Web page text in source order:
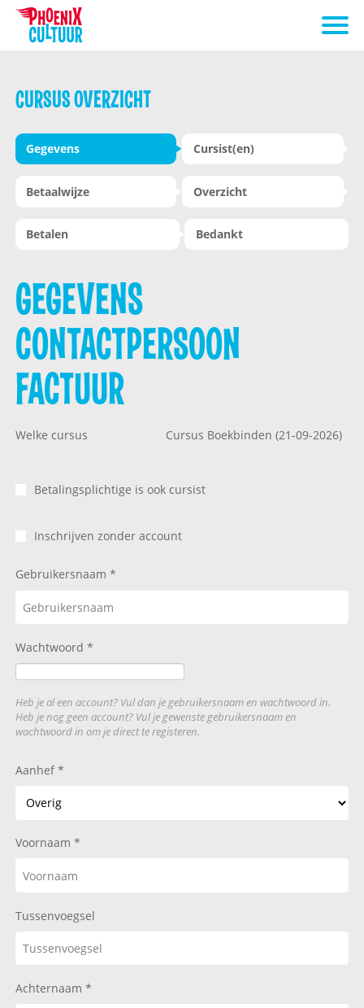
CURSUS OVERZICHT
Gegevens Cursist(en)
Betaalwijze Overzicht
Betalen Bedankt
GEGEVENS
CONTACTPERSOON
FACTUUR
Welke cursus Cursus Boekbinden (21-09-2026)
Inschrijven zonder account
Gebruikersnaam
Wachtwoord
Heb je al een account? Vul dan je gebruikersnaam en wachtwoord in.
Heb je nog geen account? Vul je gewenste gebruikersnaam en
wachtwoord in om je direct te registeren.
Aanhef
Voornaam
Tussenvoegsel
Achternaam
Betalingsplichtige is ook cursist